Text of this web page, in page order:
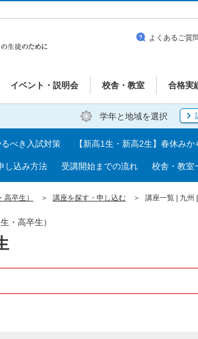
イベント・説明会 校舎・教室 合格実
よくあるご質
学年と地域を選択
るべき入試対策 【新高1生・新高2生】春休み
し込み方法 受講開始までの流れ 校舎・教室
卒生） 講座を探す・申し込む 講座一覧 | 九州
・高卒生）